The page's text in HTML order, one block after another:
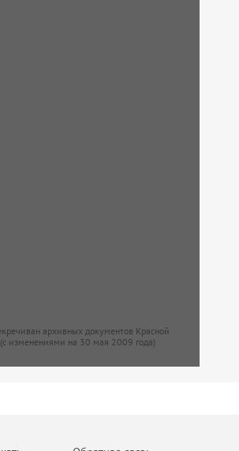
архивных документов Красной
изменениями на 30 мая 2009 года)